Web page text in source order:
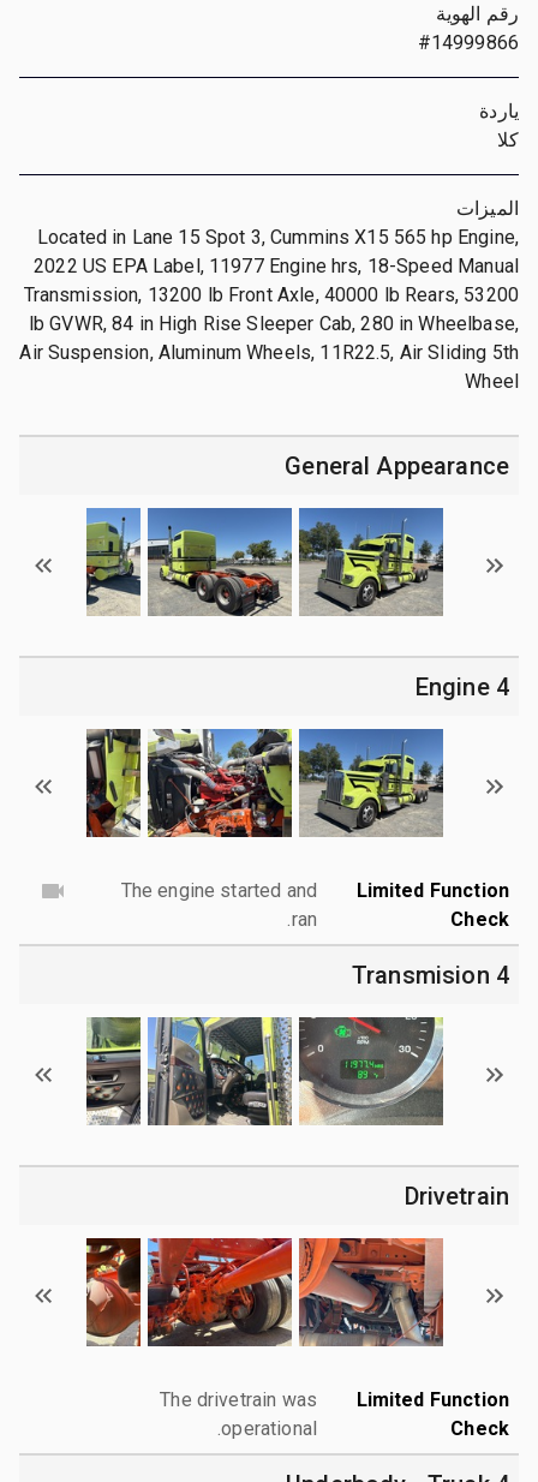
رقم الهوية
#14999866
ياردة
كلا
الميزات
Located in Lane 15 Spot 3, Cummins X15 565 hp Engine,
2022 US EPA Label, 11977 Engine hrs, 18-Speed Manual
Transmission, 13200 lb Front Axle, 40000 lb Rears, 53200
lb GVWR, 84 in High Rise Sleeper Cab, 280 in Wheelbase,
Air Suspension, Aluminum Wheels, 11R22.5, Air Sliding 5th
Wheel
General Appearance
4 Engine
Limited Function
Check
The engine started and
ran.
4 Transmision
Drivetrain
Limited Function
Check
The drivetrain was
operational.